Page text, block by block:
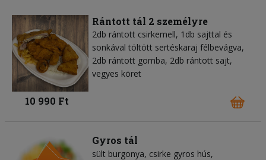
Rántott tál 2 személyre
2db rántott csirkemell, 1db sajttal és
sonkával töltött sertéskaraj félbevágva,
2db rántott gomba, 2db rántott sajt,
vegyes köret
10 990 Ft
Gyros tál
sült burgonya csirke gyros hús